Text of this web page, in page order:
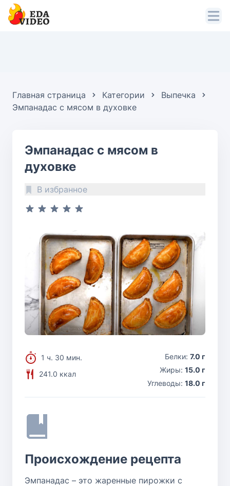
Главная страница Категории
Выпечка
Эмпанадас с мясом в духовке
Эмпанадас с мясом в
духовке
В избранное
1 ч. 30 мин.
241.0 ккал
Белки: 7.0 г
Жиры: 15.0 г
Углеводы: 18.0 г
Происхождение рецепта
Эмпанадас – это жаренные пирожки с